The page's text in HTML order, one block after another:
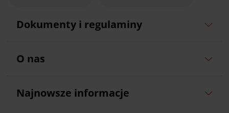
Dokumenty i regulaminy
O nas
Najnowsze informacje